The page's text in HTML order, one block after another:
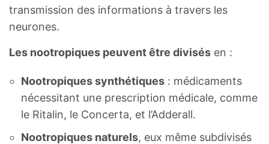
transmission des informations à travers les
neurones.
Les nootropiques peuvent être divisés en :
Nootropiques synthétiques : médicaments
nécessitant une prescription médicale, comme
le Ritalin, le Concerta, et l’Adderall.
Nootropiques naturels, eux même subdivisés